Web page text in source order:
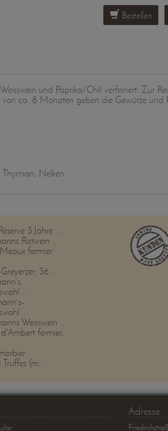
Bestellen
und Paprika/Chili verfeinert. Zur
von ca. 8 Monaten geben die Gewürze
Thymian, Nelken
3 Jahre ...
Rotwein ...
fermier
36 ...
...
...
Weisswein ...
fermier,
(m. ...
Adresse